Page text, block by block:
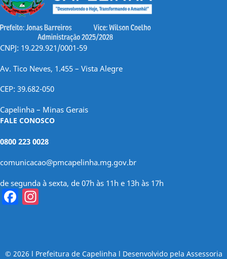
CNPJ: 19.229.921/0001-59
Av. Tico Neves, 1.455 – Vista Alegre
CEP: 39.682-050
Capelinha – Minas Gerais
FALE CONOSCO
0800 223 0028
comunicacao@pmcapelinha.mg.gov.br
de segunda à sexta, de 07h às 11h e 13h às 17h
Facebook
© 2026 l Prefeitura de Capelinha l Desenvolvido pela Assessoria